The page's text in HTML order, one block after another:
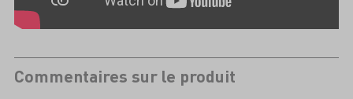
Commentaires sur le produit